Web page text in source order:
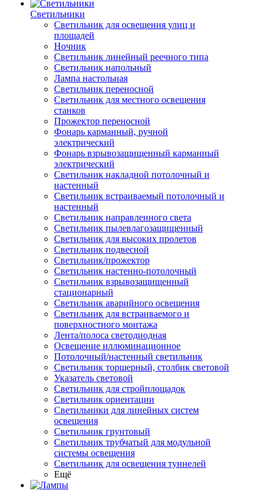
Светильники
Светильник для освещения улиц и
площадей
Ночник
Светильник линейный реечного типа
Светильник напольный
Лампа настольная
Светильник переносной
Светильник для местного освещения
станков
Прожектор переносной
Фонарь карманный, ручной
электрический
Фонарь взрывозащищенный карманный
электрический
Светильник накладной потолочный и
настенный
Светильник встраиваемый потолочный и
настенный
Светильник направленного света
Светильник пылевлагозащищенный
Светильник для высоких пролетов
Светильник подвесной
Светильник/прожектор
Светильник настенно-потолочный
Светильник взрывозащищенный
стационарный
Светильник аварийного освещения
Светильник для встраиваемого и
поверхностного монтажа
Лента/полоса светодиодная
Освещение иллюминационное
Потолочный/настенный светильник
Светильник торшерный, столбик световой
Указатель световой
Светильник для стройплощадок
Светильник ориентации
Светильники для линейных систем
освещения
Светильник грунтовый
Светильник трубчатый для модульной
системы освещения
Светильник для освещения туннелей
Ещё